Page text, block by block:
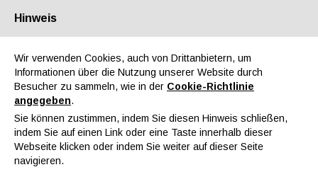
Über uns Partner Kontakt Reservierter Bereich
EN IT DE ES
Hinweis
Wir verwenden Cookies, auch von Drittanbietern, um
Informationen über die Nutzung unserer Website durch
Besucher zu sammeln, wie in der Cookie-Richtlinie
angegeben.
Sie können zustimmen, indem Sie diesen Hinweis schließen,
indem Sie auf einen Link oder eine Taste innerhalb dieser
Webseite klicken oder indem Sie weiter auf dieser Seite
navigieren.